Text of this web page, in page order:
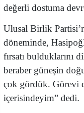
değerli dostuma
Ulusal Birlik
döneminde,
fırsatı bulduklarını
beraber güneşin
çok gördük. Görevi
içerisindeyim” dedi.